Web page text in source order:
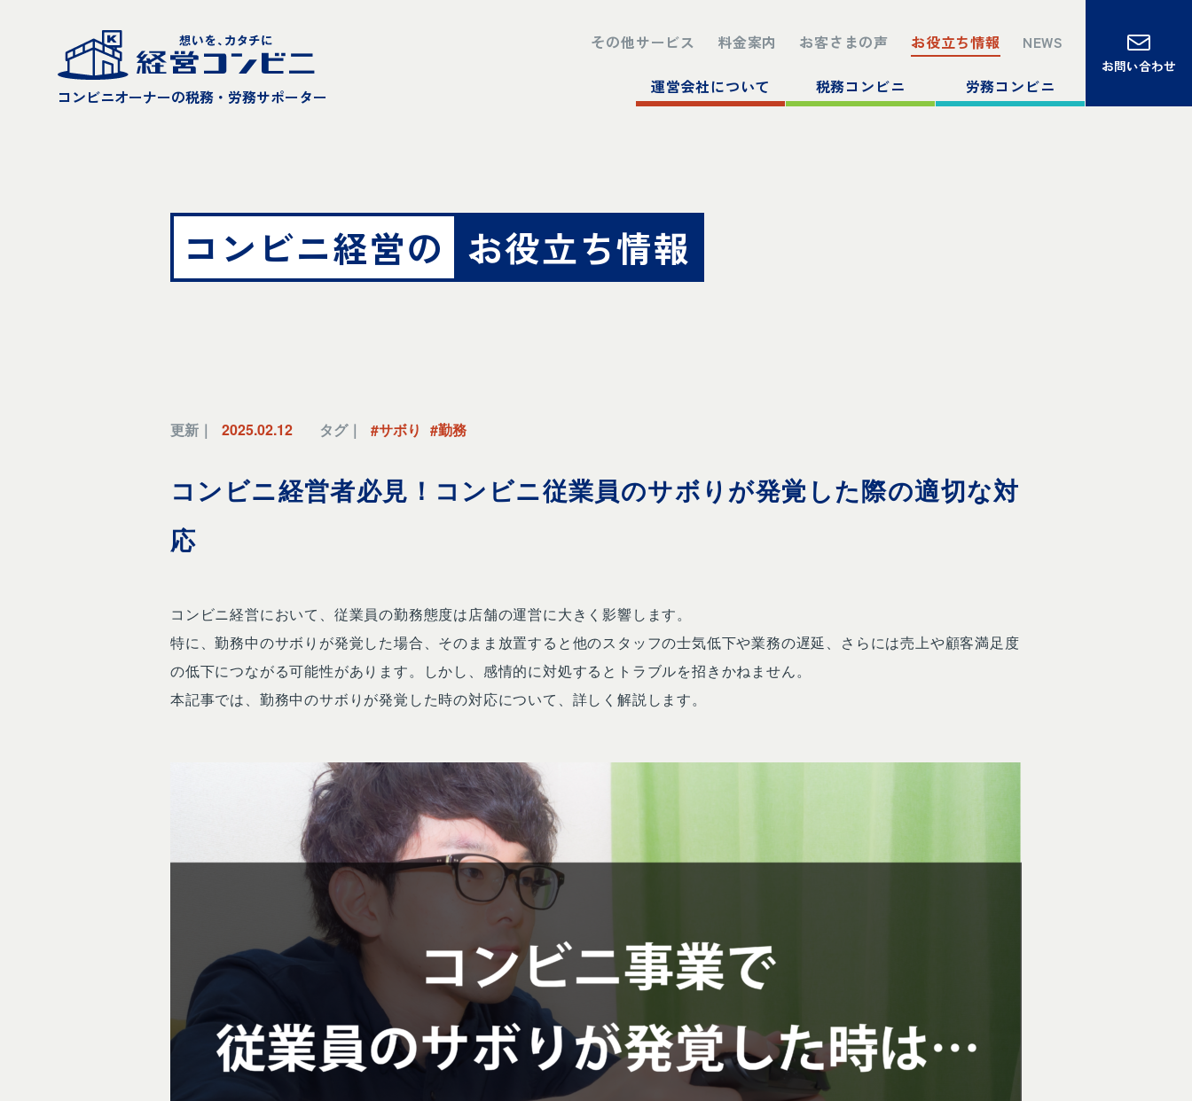
コンビニオーナーの税務・労務サポーター
その他サービス 料金案内 お客さまの声 お役立ち情報 NEWS
運営会社について 税務コンビニ 労務コンビニ
お問い合わせ
コンビニ経営の お役立ち情報
更新｜ 2025.02.12 タグ｜ #サボり #勤務
コンビニ経営者必見！コンビニ従業員のサボりが発覚した際の適切な対
応
コンビニ経営において、従業員の勤務態度は店舗の運営に大きく影響します。
特に、勤務中のサボりが発覚した場合、そのまま放置すると他のスタッフの士気低下や業務の遅延、さらには売上や顧客満足度
の低下につながる可能性があります。しかし、感情的に対処するとトラブルを招きかねません。
本記事では、勤務中のサボりが発覚した時の対応について、詳しく解説します。